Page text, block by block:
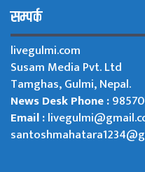
सम्पर्क
livegulmi.com
Susam Media Pvt. Ltd
Tamghas, Gulmi, Nepal.
News Desk Phone :
Email :